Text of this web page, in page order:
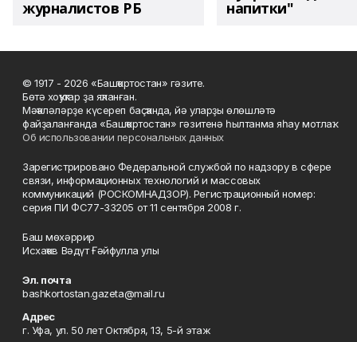
журналистов РБ напитки"
© 1917 - 2026 «Башҡортостан» гәзите.
Бөтә хоҡуҡтар ҙа яҡланған.
Мәҡәләләрҙе күсереп баҫҡанда, йә уларҙы өлөшләтә
файҙаланғанда «Башҡортостан» гәзитенә һылтанма яһау мотлаҡ.
Об использовании персональных данных
Зарегистрировано Федеральной службой по надзору в сфере
связи, информационных технологий и массовых
коммуникаций (РОСКОМНАДЗОР). Регистрационный номер:
серия ПИ ФС77-33205 от 11 сентября 2008 г.
Баш мөхәррир
Исхаҡов Вәдүт Ғәйфулла улы
Эл. почта
bashkortostan.gazeta@mail.ru
Адрес
г. Уфа, ул. 50 лет Октября, 13, 5-й этаж